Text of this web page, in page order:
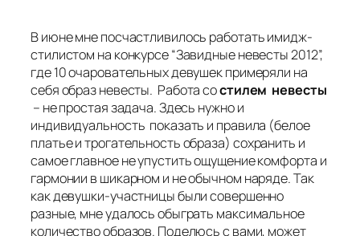
В июне мне посчастливилось работать имидж-
стилистом на конкурсе “Завидные невесты 2012”,
где 10 очаровательных девушек примеряли на
себяобраз невесты. Работа состилем невесты
– не простая задача. Здесь нужно и
индивидуальность показать и правила (белое
платье и трогательность образа) сохранить и
самое главное не упустить ощущение комфорта и
гармонии в шикарном и не обычном наряде. Так
как девушки-участницы были совершенно
разные, мне удалось обыграть максимальное
количество образов. Поделюсь с вами, может